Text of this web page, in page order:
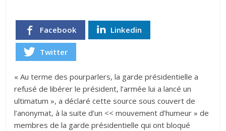
Facebook Linkedin
Twitter
« Au terme des pourparlers, la garde présidentielle a
refusé de libérer le président, l’armée lui a lancé un
ultimatum », a déclaré cette source sous couvert de
l’anonymat, à la suite d’un << mouvement d’humeur » de
membres de la garde présidentielle qui ont bloqué